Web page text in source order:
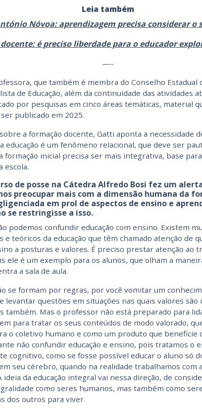
Leia também
Nóvoa: aprendizagem precisa considerar o
docente: é preciso liberdade para o educador
—–
que também é membra do Conselho Estadual
de Educação, além da continuidade das atividades
por pesquisas em cinco áreas temáticas, material
publicado em 2025.
a formação docente, Gatti aponta a necessidade
educação é um fenômeno relacional, que deve ser
formação inicial precisa ser mais integrativa, base
escola.
de posse na Cátedra Alfredo Bosi fez um
preocupar mais com a dimensão humana da
em prol de aspectos de ensino e
se restringisse a isso.
podemos confundir educação com ensino. Existem
e teóricos da educação que têm chamado atenção de
a posturas e valores. É preciso prestar atenção ao
ele é um exemplo para os alunos, que olham a
a sala de aula.
se formam por regras, por você vomitar um
levantar questões em situações nas quais valores são
também. Mas o professor não está preparado para
para tratar os seus conteúdos de modo valorado,
o coletivo humano e como um produto que beneficie
não confundir educação e ensino, pois tratamos o
cognitivo, como se fosse possível educar o aluno só
seu cérebro, quando na realidade trabalhamos com
ideia da educação integral vai nessa direção, de
como seres humanos, mas também como
dos outros para viver.